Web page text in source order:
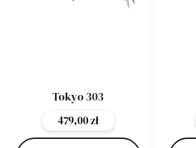
Tokyo 303
479,00zł